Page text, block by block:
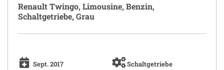
Renault Twingo, Limousine, Benzin,
Schaltgetriebe, Grau
Sept. 2017 Schaltgetriebe